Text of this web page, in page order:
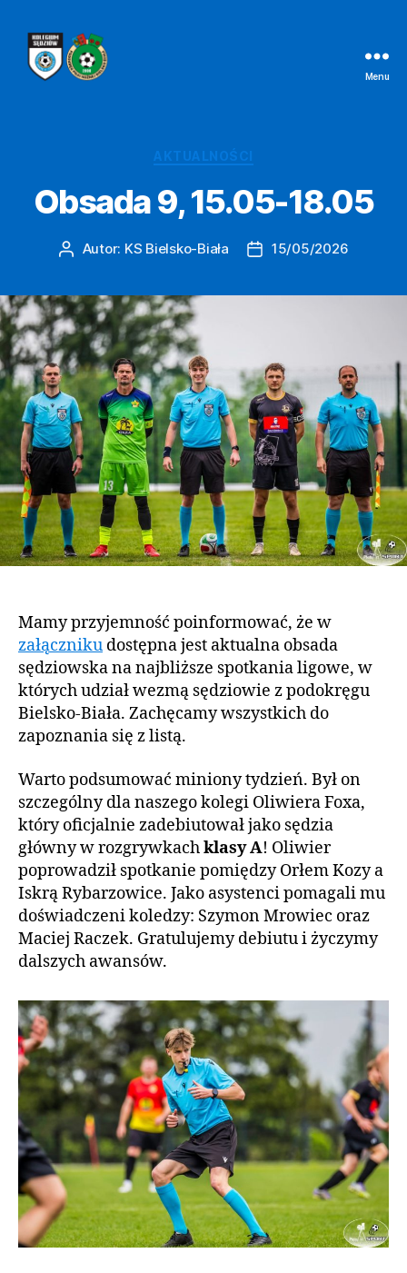
Menu
Kategorie
AKTUALNOŚCI
Obsada 9, 15.05-18.05
AutorAutor: KS Bielsko-Biała
Data15/05/2026
Mamy przyjemność poinformować, że w
załączniku dostępna jest aktualna obsada
sędziowska na najbliższe spotkania ligowe, w
których udział wezmą sędziowie z podokręgu
Bielsko-Biała. Zachęcamy wszystkich do
zapoznania się z listą.
Warto podsumować miniony tydzień. Był on
szczególny dla naszego kolegi Oliwiera Foxa,
który oficjalnie zadebiutował jako sędzia
główny w rozgrywkachklasy A! Oliwier
poprowadził spotkanie pomiędzy Orłem Kozy a
Iskrą Rybarzowice. Jako asystenci pomagali mu
doświadczeni koledzy: Szymon Mrowiec oraz
Maciej Raczek. Gratulujemy debiutu i życzymy
dalszych awansów.